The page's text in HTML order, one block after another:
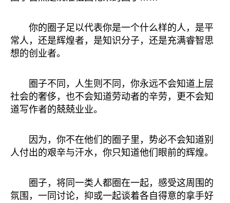
你的圈子足以代表你是一个什么样的人，是平
常人，还是辉煌者，是知识分子，还是充满睿智思
想的创业者。
圈子不同，人生则不同，你永远不会知道上层
社会的奢侈，也不会知道劳动者的辛劳，更不会知
道写作者的兢兢业业。
因为，你不在他们的圈子里，势必不会知道别
人付出的艰辛与汗水，你只知道他们眼前的辉煌。
圈子，将同一类人都圈在一起，感受这周围的
氛围，一同讨论，抑或一起谈着各自得意的拿手好